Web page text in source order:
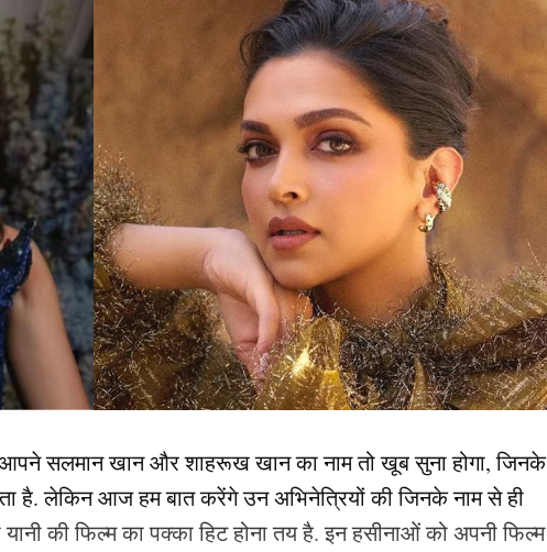
ने संन्यास की घोषणा की। इस लिस्ट में सबसे पहले रोहित शर्मा,
तीनों ही दिग्गजों ने टी20 वर्ल्ड कप 2024 जीतने के तुरंत बाद फैंस को
ऐलान कर दिया। हालांकि, ये अभी टेस्ट और वनडे क्रिकेट खेलना
भी आईपीएल 2024 के बाद क्रिकेट के सभी प्रारूप से संन्यास ले लिया
की लाज, गिरते पड़ते टीम इंडिया ने बराबरी पर खत्म किया गाबा
रिटायरमेंट
सलमान खान और शाहरूख खान का नाम तो खूब सुना होगा, जिनके
है. लेकिन आज हम बात करेंगे उन अभिनेत्रियों की जिनके नाम से ही
की फिल्म का पक्का हिट होना तय है. इन हसीनाओं को अपनी फिल्म